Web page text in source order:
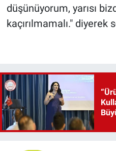
düşünüyorum, yarısı
kaçırılmamalı."